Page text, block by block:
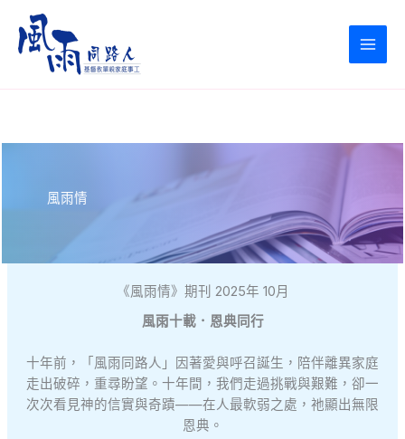
content
風雨情
《風雨情》期刊 2025年 10月
風雨十載．恩典同行
十年前，「風雨同路人」因著愛與呼召誕生，陪伴離異家庭
走出破碎，重尋盼望。十年間，我們走過挑戰與艱難，卻一
次次看見神的信實與奇蹟——在人最軟弱之處，祂顯出無限
恩典。